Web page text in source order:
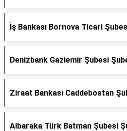
İş Bankası Bornova Ticari
Denizbank Gaziemir Şubesi
Ziraat Bankası Caddebostan
Albaraka Türk Batman Şubesi